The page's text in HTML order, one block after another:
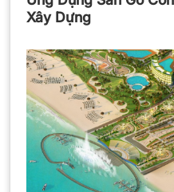
Xây Dựng